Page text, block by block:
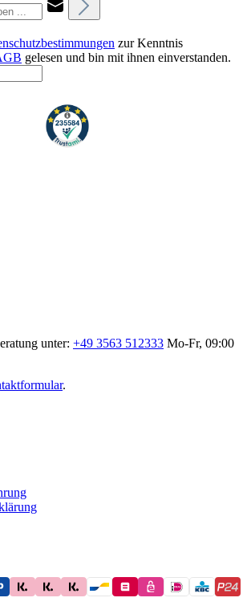
zur Kenntnis
gelesen und bin mit ihnen einverstanden.
unter: +49 3563 512333 Mo-Fr, 09:00
.